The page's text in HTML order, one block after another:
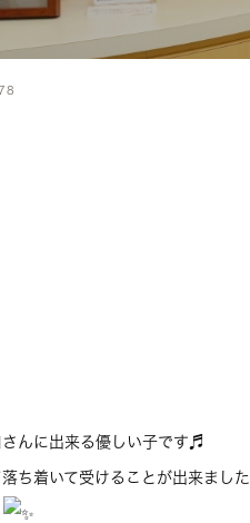
んに出来る優しい子です♬
ち着いて受けることが出来ました